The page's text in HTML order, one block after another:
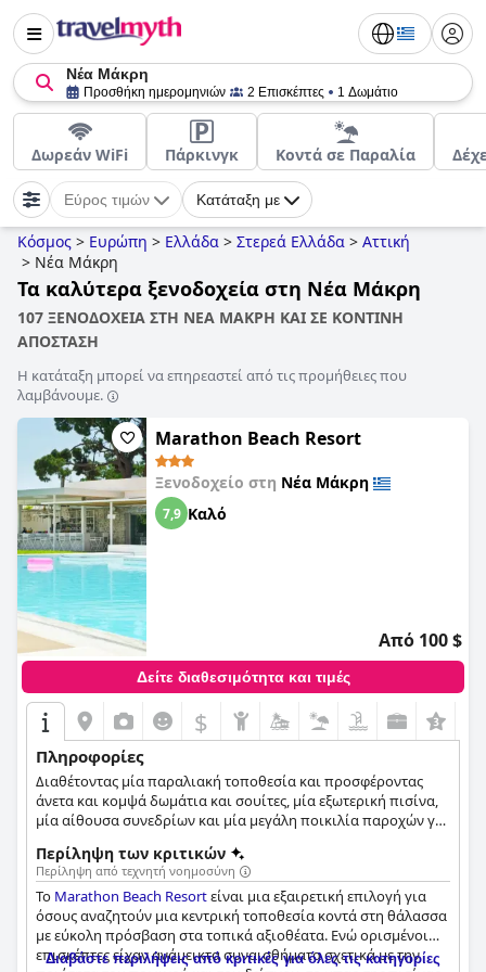
Νέα Μάκρη
Προσθήκη ημερομηνιών 2 Επισκέπτες 1 Δωμάτιο
Δωρεάν WiFi Πάρκινγκ Κοντά σε Παραλία
Εύρος τιμών Κατάταξη με
Κόσμος > Ευρώπη > Ελλάδα > Στερεά Ελλάδα > Αττική
> Νέα Μάκρη
Τα καλύτερα ξενοδοχεία στη Νέα Μάκρη
107 ΞΕΝΟΔΟΧΕΙΑ ΣΤΗ ΝΕΑ ΜΑΚΡΗ ΚΑΙ ΣΕ ΚΟΝΤΙΝΗ
ΑΠΟΣΤΑΣΗ
Η κατάταξη μπορεί να επηρεαστεί από τις προμήθειες που
λαμβάνουμε.
Marathon Beach Resort
Ξενοδοχείο στη Νέα Μάκρη
7,9 Καλό
Από 100 $
Δείτε διαθεσιμότητα και τιμές
$
Πληροφορίες
Διαθέτοντας μία παραλιακή τοποθεσία και προσφέροντας
άνετα και κομψά δωμάτια και σουίτες, μία εξωτερική πισίνα,
μία αίθουσα συνεδρίων και μία μεγάλη ποικιλία παροχών για
εξαιρετική επιλογή για τις πιο ξεκούραστες διακοπές.
Περίληψη των κριτικών
Περίληψη από τεχνητή νοημοσύνη
Το Marathon Beach Resortείναι μια εξαιρετική επιλογή για
όσους αναζητούν μια κεντρική τοποθεσία κοντά στη θάλασσα
με εύκολη πρόσβαση στα τοπικά αξιοθέατα. Ενώ ορισμένοι
επισκέπτες είχαν ανάμεικτα συναισθήματα σχετικά με την
Διαβάστε περιλήψεις από κριτικές για όλες τις κατηγορίες